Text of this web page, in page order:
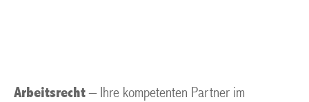
Arbeitsrecht– Ihre kompetenten Partner im